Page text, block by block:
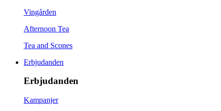
Vingården
Afternoon Tea
Tea and Scones
Erbjudanden
Erbjudanden
Kampanjer